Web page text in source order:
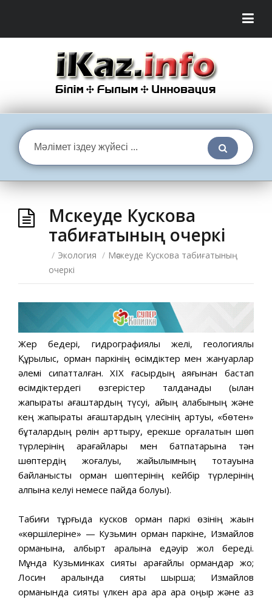
Мәскеуде Кускова
табиғатының очеркі
/ Экология / Мәскеуде Кускова табиғатының
очеркі
Жер бедері, гидрографиялық желі, геологиялық
Құрылыс, орман паркінің өсімдіктер мен жануарлар
әлемі сипатталған. XIX ғасырдың аяғынан бастап
өсімдіктердегі өзгерістер талданады (қылқан
жапырақты ағаштардың түсуі, қайың алқабының және
кең жапырақты ағаштардың үлесінің артуы, «бөтен»
бұталардың рөлін арттыру, ерекше қорғалатын шөп
түрлерінің қарағайлары мен батпақтарына тән
шөптердің жоғалуы, жайылымның тоқтауына
байланысты орман шөптерінің кейбір түрлерінің
қалпына келуі немесе пайда болуы).
Табиғи тұрғыда кусков орман паркі өзінің жақын
«көршілеріне» — Кузьмин орман паркіне, Измайлов
орманына, албырт аралына едәуір жол береді.
Мұнда Кузьминках сияқты қарағайлы ормандар жоқ;
Лосин аралында сияқты шырша; Измайлов
орманында сияқты үлкен қара қара қара қоңыр және аз